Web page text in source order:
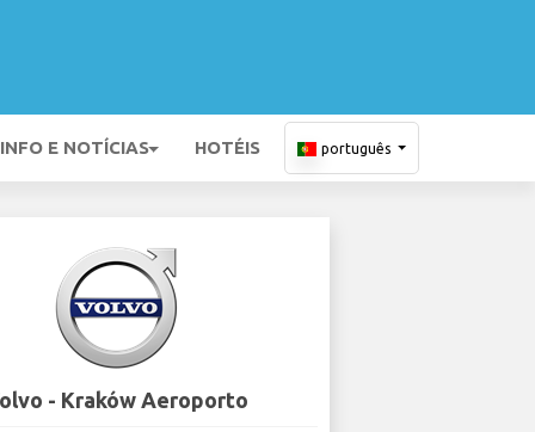
INFO E NOTÍCIAS HOTÉIS português
- Kraków Aeroporto